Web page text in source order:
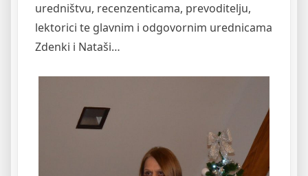
uredništvu, recenzenticama, prevoditelju,
lektorici te glavnim i odgovornim urednicama
Zdenki i Nataši…